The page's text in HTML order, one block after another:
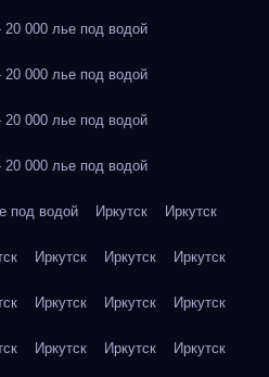
000 лье под водой
000 лье под водой
000 лье под водой
000 лье под водой
под водой Иркутск Иркутск
Иркутск Иркутск Иркутск
Иркутск Иркутск Иркутск
Иркутск Иркутск Иркутск